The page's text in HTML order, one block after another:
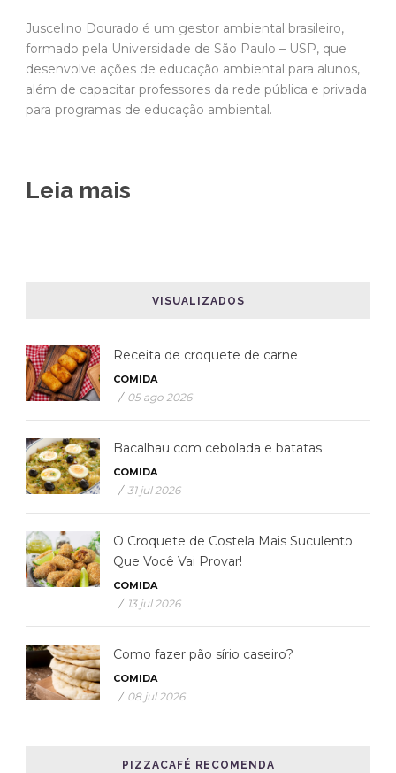
Juscelino Dourado é um gestor ambiental brasileiro,
formado pela Universidade de São Paulo – USP, que
desenvolve ações de educação ambiental para alunos,
além de capacitar professores da rede pública e privada
para programas de educação ambiental.
Leia mais
VISUALIZADOS
Receita de croquete de carne
COMIDA
/ 05 ago 2026
Bacalhau com cebolada e batatas
COMIDA
/ 31 jul 2026
O Croquete de Costela Mais Suculento
Que Você Vai Provar!
COMIDA
/ 13 jul 2026
Como fazer pão sírio caseiro?
COMIDA
/ 08 jul 2026
PIZZACAFÉ RECOMENDA